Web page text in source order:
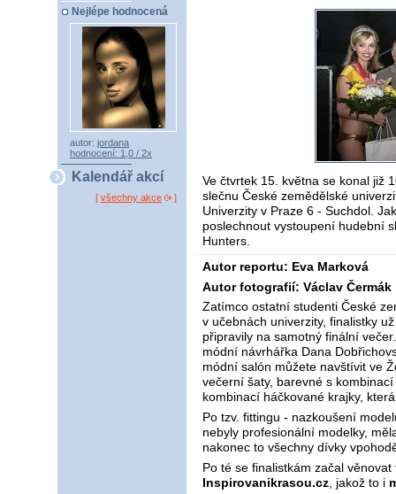
Nejlépe hodnocená
autor: jordana
hodnocení: 1,0 / 2x
Kalendář akcí
[ všechny akce ]
Ve čtvrtek 15. května se konal již
slečnu České zemědělské
Univerzity v Praze 6 - Suchdol.
poslechnout vystoupení hudební
Hunters.
Autor reportu: Eva Marková
Autor fotografií: Václav Čermák
Zatímco ostatní studenti České
v učebnách univerzity, finalistky
připravily na samotný finální
módní návrhářka Dana
módní salón můžete navštívit ve
večerní šaty, barevné s
kombinací háčkované krajky,
Po tzv. fittingu - nazkoušení
nebyly profesionální modelky,
nakonec to všechny dívky
Po té se finalistkám začal
Inspirovanikrasou.cz , jakož to i